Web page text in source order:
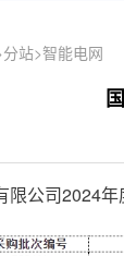
分站>智能电网
限公司2024